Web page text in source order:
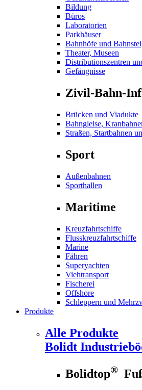
Bildung
Büros
Laboratorien
Parkhäuser
Bahnhöfe und
Theater, Museen
Distributionszentren
Gefängnisse
Zivil-Bahn-
Brücken und Viadukte
Bahngleise,
Straßen, Startbahnen
Sport
Außenbahnen
Sporthallen
Maritime
Kreuzfahrtschiffe
Flusskreuzfahrtschiffe
Marine
Fähren
Superyachten
Viehtransport
Fischerei
Offshore
Schleppern und
Produkte
Alle Produkte
Bolidt
Bolidtop®